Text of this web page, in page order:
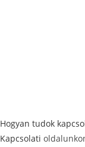
Hogyan tudok
Kapcsolati